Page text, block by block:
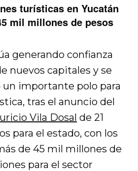
turísticas en Yucatán
mil millones de pesos
generando confianza
nuevos capitales y se
un importante polo para
tras el anuncio del
Vila Dosal de 21
para el estado, con los
de 45 mil millones de
para el sector